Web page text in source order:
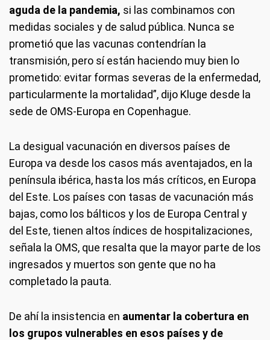
aguda de la pandemia, si las combinamos con
medidas sociales y de salud pública. Nunca se
prometió que las vacunas contendrían la
transmisión, pero sí están haciendo muy bien lo
prometido: evitar formas severas de la enfermedad,
particularmente la mortalidad”, dijo Kluge desde la
sede de OMS-Europa en Copenhague.
La desigual vacunación en diversos países de
Europa va desde los casos más aventajados, en la
península ibérica, hasta los más críticos, en Europa
del Este. Los países con tasas de vacunación más
bajas, como los bálticos y los de Europa Central y
del Este, tienen altos índices de hospitalizaciones,
señala la OMS, que resalta que la mayor parte de los
ingresados y muertos son gente que no ha
completado la pauta.
De ahí la insistencia en aumentar la cobertura en
los grupos vulnerables en esos países y de